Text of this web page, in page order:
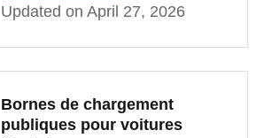
Updated on April 27, 2026
Bornes de chargement
publiques pour voitures